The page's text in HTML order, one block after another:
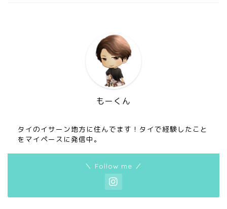
もーくん
タイのイサーン地方に住んでます！タイで経験したこと
をマイペースに発信中。
＼ Follow me ／